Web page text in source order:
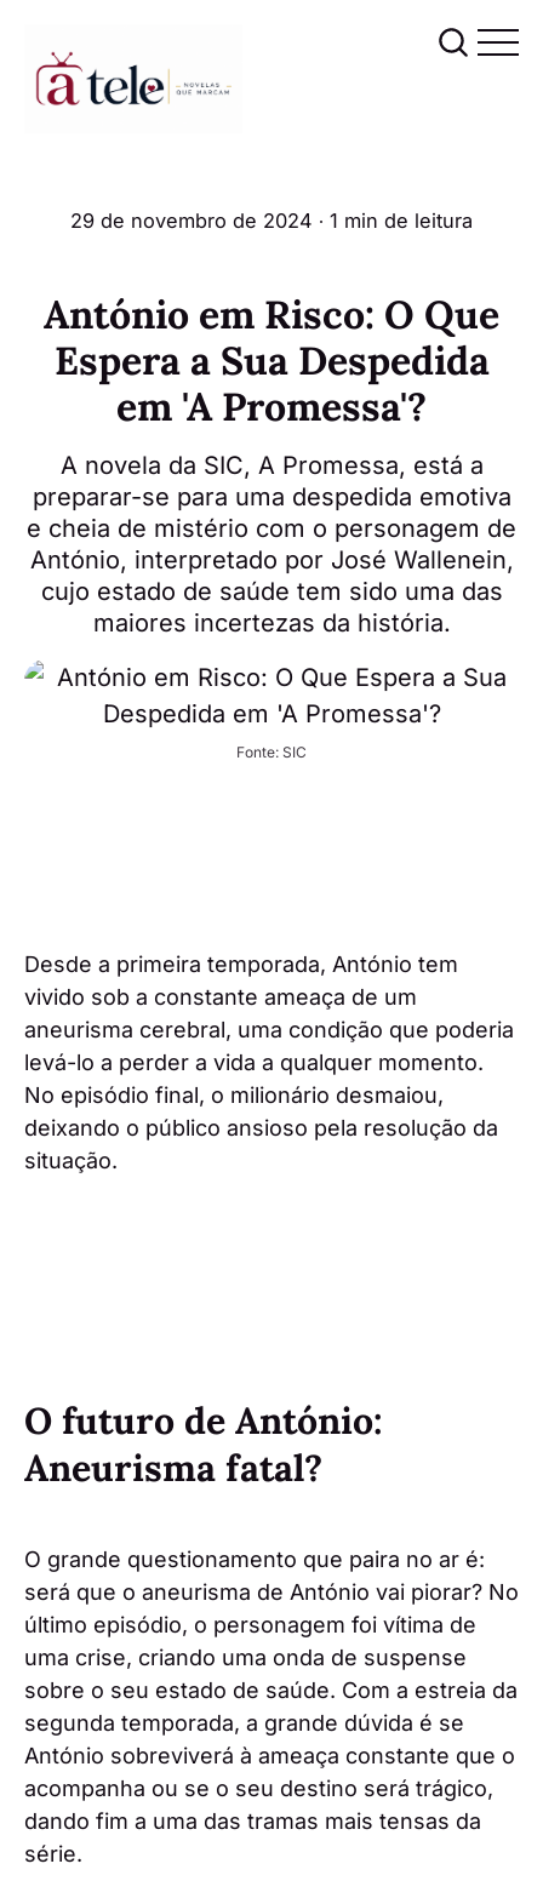
29 de novembro de 2024 ∙ 1 min de leitura
António em Risco: O Que
Espera a Sua Despedida
em 'A Promessa'?
A novela da SIC, A Promessa, está a
preparar-se para uma despedida emotiva
e cheia de mistério com o personagem de
António, interpretado por José Wallenein,
cujo estado de saúde tem sido uma das
maiores incertezas da história.
Fonte: SIC
Desde a primeira temporada, António tem
vivido sob a constante ameaça de um
aneurisma cerebral, uma condição que poderia
levá-lo a perder a vida a qualquer momento.
No episódio final, o milionário desmaiou,
deixando o público ansioso pela resolução da
situação.
O futuro de António:
Aneurisma fatal?
O grande questionamento que paira no ar é:
será que o aneurisma de António vai piorar? No
último episódio, o personagem foi vítima de
uma crise, criando uma onda de suspense
sobre o seu estado de saúde. Com a estreia da
segunda temporada, a grande dúvida é se
António sobreviverá à ameaça constante que o
acompanha ou se o seu destino será trágico,
dando fim a uma das tramas mais tensas da
série.